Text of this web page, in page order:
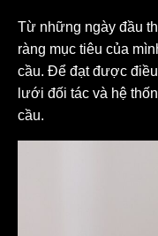
Từ những ngày đầu
ràng mục tiêu của
cầu. Để đạt được
lưới đối tác và hệ
cầu.